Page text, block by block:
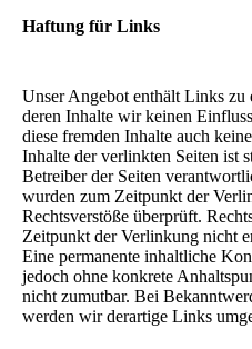
Haftung für Links
Unser Angebot enthält Links zu
deren Inhalte wir keinen
diese fremden Inhalte auch
Inhalte der verlinkten Seiten ist
Betreiber der Seiten
wurden zum Zeitpunkt der
Rechtsverstöße überprüft.
Zeitpunkt der Verlinkung nicht
Eine permanente inhaltliche
jedoch ohne konkrete
nicht zumutbar. Bei
werden wir derartige Links